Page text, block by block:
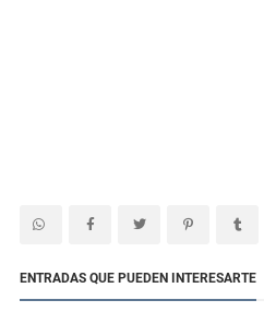
ENTRADAS QUE PUEDEN INTERESARTE